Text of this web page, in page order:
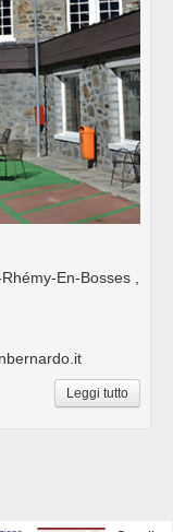
En-Bosses ,
Leggi tutto